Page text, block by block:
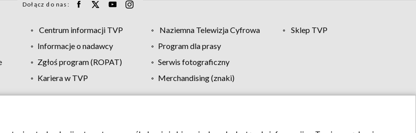
Dołącz do nas:
Centrum informacji TVP Naziemna Telewizja Cyfrowa
Sklep TVP
Informacje o nadawcy
Program dla prasy
Zgłoś program (ROPAT)
Serwis fotograficzny
Kariera w TVP
Merchandising (znaki)
Moje zgody Pomoc Biuro reklamy Kontakt